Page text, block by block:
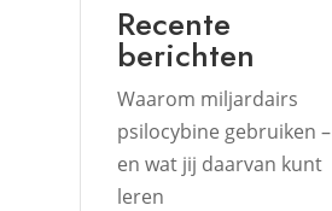
Recente
berichten
Waarom miljardairs
psilocybine gebruiken –
en wat jij daarvan kunt
leren